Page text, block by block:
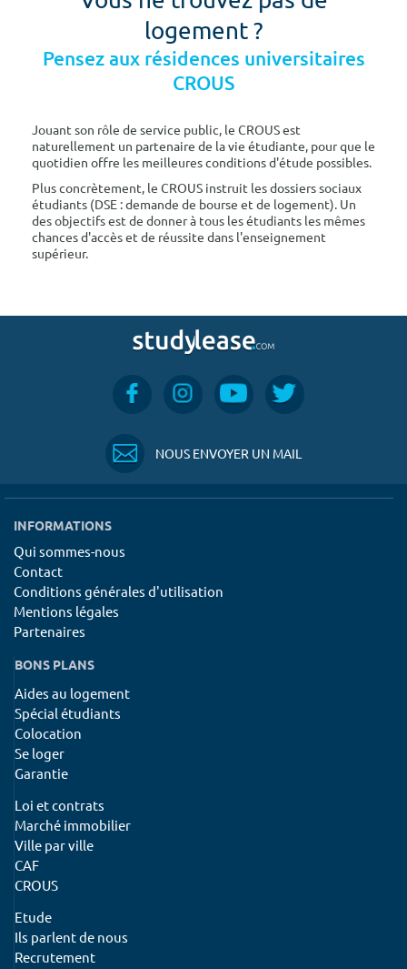
logement ?
Pensez aux résidences universitaires
CROUS
Jouant son rôle de service public, le CROUS est
naturellement un partenaire de la vie étudiante, pour que le
quotidien offre les meilleures conditions d'étude possibles.
Plus concrètement, le CROUS instruit les dossiers sociaux
étudiants (DSE : demande de bourse et de logement). Un
des objectifs est de donner à tous les étudiants les mêmes
chances d'accès et de réussite dans l'enseignement
supérieur.
NOUS ENVOYER UN MAIL
INFORMATIONS
Qui sommes-nous
Contact
Conditions générales d'utilisation
Mentions légales
Partenaires
BONS PLANS
Aides au logement
Spécial étudiants
Colocation
Se loger
Garantie
Loi et contrats
Marché immobilier
Ville par ville
CAF
CROUS
Etude
Ils parlent de nous
Recrutement